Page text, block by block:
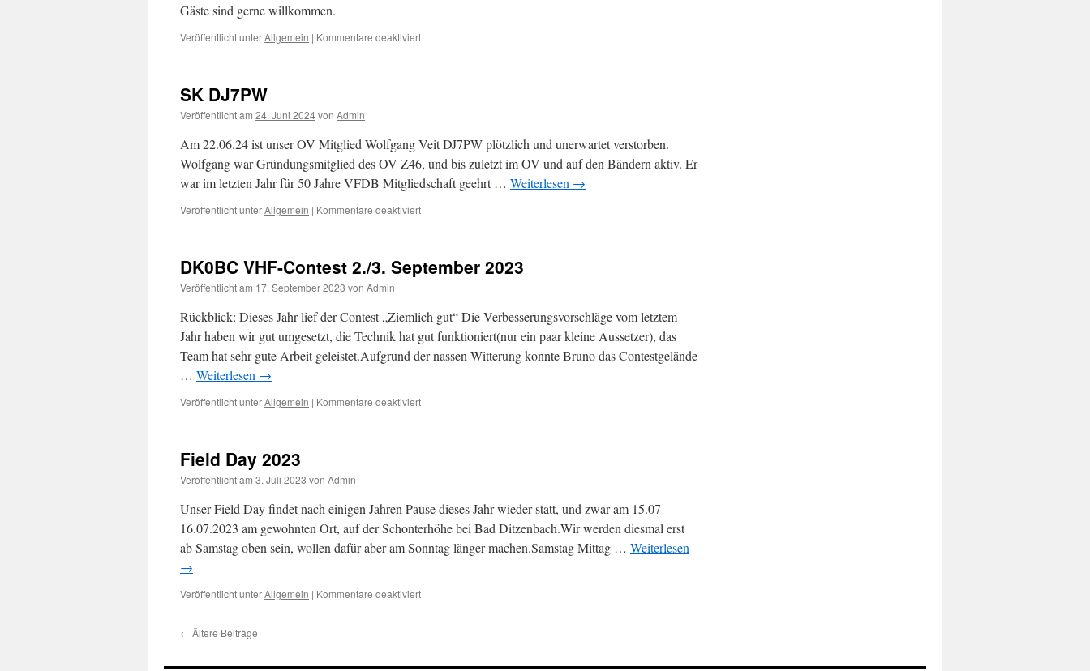
Gäste sind gerne willkommen.
Veröffentlicht unterAllgemein | Kommentare deaktiviertfür
SK DJ7PW
Veröffentlicht am 24. Juni 2024von Admin
Am 22.06.24 ist unser OV Mitglied Wolfgang Veit DJ7PW plötzlich und unerwartet verstorben.
Wolfgang war Gründungsmitglied des OV Z46, und bis zuletzt im OV und auf den Bändern aktiv. Er
war im letzten Jahr für 50 Jahre VFDB Mitgliedschaft geehrt … Weiterlesen →
Veröffentlicht unterAllgemein | Kommentare deaktiviertfür
DK0BC VHF-Contest 2./3. September 2023
Veröffentlicht am 17. September 2023 von Admin
Rückblick: Dieses Jahr lief der Contest „Ziemlich gut“ Die Verbesserungsvorschläge vom letztem
Jahr haben wir gut umgesetzt, die Technik hat gut funktioniert(nur ein paar kleine Aussetzer), das
Team hat sehr gute Arbeit geleistet.Aufgrund der nassen Witterung konnte Bruno das Contestgelände
… Weiterlesen →
Veröffentlicht unterAllgemein | Kommentare deaktiviertfür
Field Day 2023
Veröffentlicht am 3. Juli 2023 von Admin
Unser Field Day findet nach einigen Jahren Pause dieses Jahr wieder statt, und zwar am 15.07-
16.07.2023 am gewohnten Ort, auf der Schonterhöhe bei Bad Ditzenbach.Wir werden diesmal erst
ab Samstag oben sein, wollen dafür aber am Sonntag länger machen.Samstag Mittag … Weiterlesen
→
Veröffentlicht unterAllgemein | Kommentare deaktiviertfür
← Ältere Beiträge